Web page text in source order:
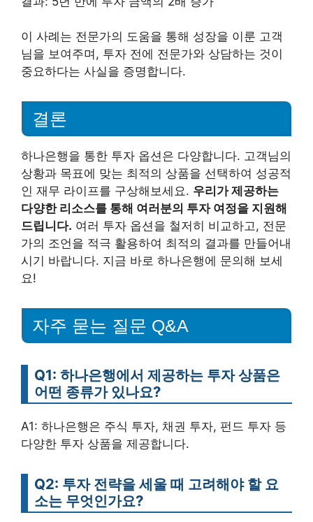
이 사례는 전문가의 도움을 통해 성장을 이룬 고객
님을 보여주며, 투자 전에 전문가와 상담하는 것이
중요하다는 사실을 증명합니다.
결론
하나은행을 통한 투자 옵션은 다양합니다. 고객님의
상황과 목표에 맞는 최적의 상품을 선택하여 성공적
인 재무 라이프를 구상해보세요. 우리가 제공하는
다양한 리소스를 통해 여러분의 투자 여정을 지원해
드립니다. 여러 투자 옵션을 철저히 비교하고, 전문
가의 조언을 적극 활용하여 최적의 결과를 만들어내
시기 바랍니다. 지금 바로 하나은행에 문의해 보세
요!
자주 묻는 질문 Q&A
Q1: 하나은행에서 제공하는 투자 상품은
어떤 종류가 있나요?
A1: 하나은행은 주식 투자, 채권 투자, 펀드 투자 등
다양한 투자 상품을 제공합니다.
Q2: 투자 전략을 세울 때 고려해야 할 요
소는 무엇인가요?